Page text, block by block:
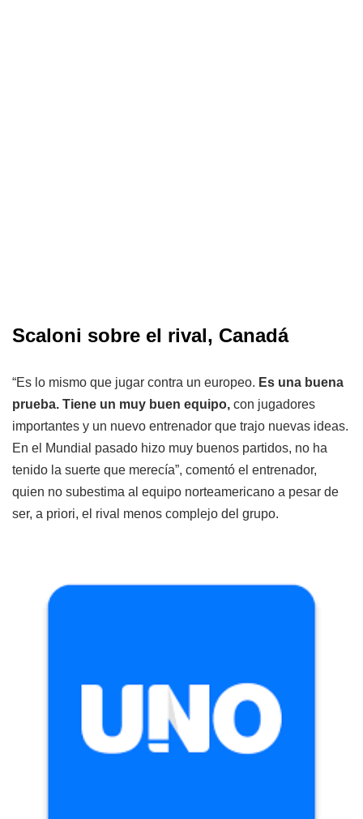
Scaloni sobre el rival, Canadá
“Es lo mismo que jugar contra un europeo. Es una buena
prueba. Tiene un muy buen equipo, con jugadores
importantes y un nuevo entrenador que trajo nuevas ideas.
En el Mundial pasado hizo muy buenos partidos, no ha
tenido la suerte que merecía”, comentó el entrenador,
quien no subestima al equipo norteamericano a pesar de
ser, a priori, el rival menos complejo del grupo.